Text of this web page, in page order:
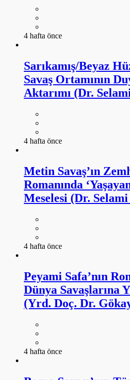
4 hafta önce
Sarıkamış/Beyaz
Savaş Ortamının
Aktarımı (Dr.
4 hafta önce
Metin Savaş’ın
Romanında
Meselesi (Dr.
4 hafta önce
Peyami Safa’nın
Dünya Savaşlarına
(Yrd. Doç. Dr.
4 hafta önce